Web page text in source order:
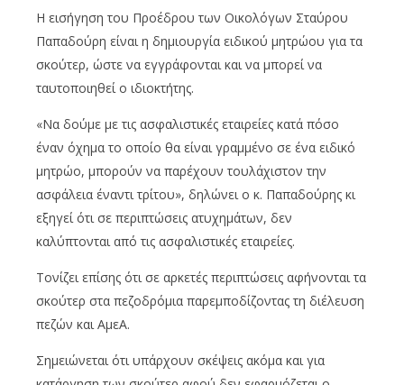
Η εισήγηση του Προέδρου των Οικολόγων Σταύρου
Παπαδούρη είναι η δημιουργία ειδικού μητρώου για τα
σκούτερ, ώστε να εγγράφονται και να μπορεί να
ταυτοποιηθεί ο ιδιοκτήτης.
«Να δούμε με τις ασφαλιστικές εταιρείες κατά πόσο
έναν όχημα το οποίο θα είναι γραμμένο σε ένα ειδικό
μητρώο, μπορούν να παρέχουν τουλάχιστον την
ασφάλεια έναντι τρίτου», δηλώνει ο κ. Παπαδούρης κι
εξηγεί ότι σε περιπτώσεις ατυχημάτων, δεν
καλύπτονται από τις ασφαλιστικές εταιρείες.
Τονίζει επίσης ότι σε αρκετές περιπτώσεις αφήνονται τα
σκούτερ στα πεζοδρόμια παρεμποδίζοντας τη διέλευση
πεζών και ΑμεΑ.
Σημειώνεται ότι υπάρχουν σκέψεις ακόμα και για